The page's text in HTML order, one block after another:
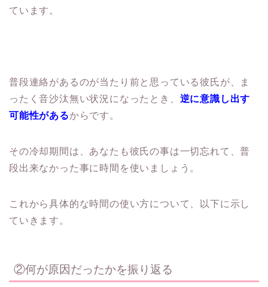
ています。
普段連絡があるのが当たり前と思っている彼氏が、
ま
ったく音沙汰無い状況になったとき、 逆に意識し出す
可能性があるからです。
その冷却期間は、あなたも彼氏の事は一切忘れて、普
段出来なかった事に時間を使いましょう。
これから具体的な時間の使い方について、以下に示し
ていきます。
②何が原因だったかを振り返る